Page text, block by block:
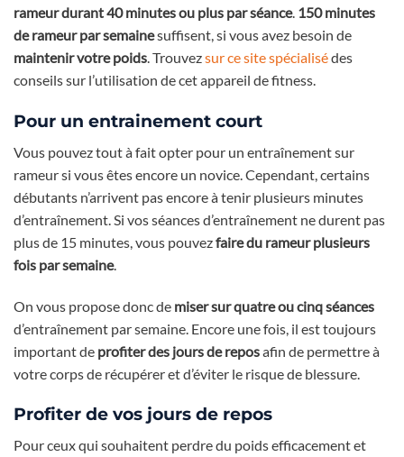
rameur durant 40 minutes ou plus par séance. 150 minutes
de rameur par semainesuffisent, si vous avez besoin de
maintenir votre poids. Trouvezsur ce site spécialisédes
conseils sur l’utilisation de cet appareil de fitness.
Pour un entrainement court
Vous pouvez tout à fait opter pour un entraînement sur
rameur si vous êtes encore un novice. Cependant, certains
débutants n’arrivent pas encore à tenir plusieurs minutes
d’entraînement. Si vos séances d’entraînement ne durent pas
plus de 15 minutes, vous pouvezfaire du rameur plusieurs
fois par semaine.
On vous propose donc de miser sur quatre ou cinq séances
d’entraînement par semaine. Encore une fois, il est toujours
important de profiter des jours de reposafin de permettre à
votre corps de récupérer et d’éviter le risque de blessure.
Profiter de vos jours de repos
Pour ceux qui souhaitent perdre du poids efficacement et